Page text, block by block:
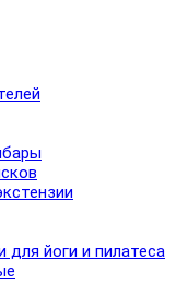
йоги и пилатеса